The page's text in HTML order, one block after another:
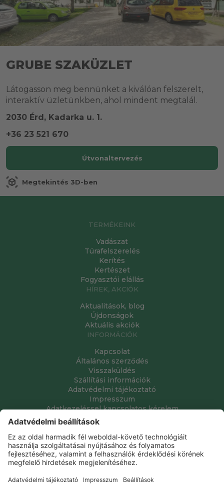
GRUBE SZAKÜZLET
Látogasson meg bennünket a kiválóan felszerelt,
interaktív üzletünkben, ahol mindent megtalál.
2030 Érd, Kadarka u. 1.
+36 23 521 670
Útvonaltervezés
view_in_ar Megtekintés 3D-ben
TERMÉKEINK
Vadászat
Túrafelszerelés
Kerítés
Kertészet
Fogyasztói elállás
HÍREK, AKCIÓK
Aktualitások, blog
Újdonságok
Aktuális akciók
INFORMÁCIÓK
Kapcsolat
Általános szerződés
Visszaküldés
Szállítási információk
Adatvédelmi tájékoztató
Impresszum
Adatkezeléssel kapcsolatos kérelem